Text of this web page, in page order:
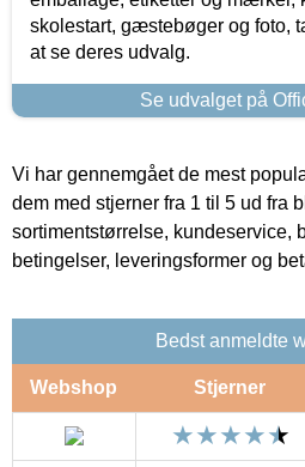
skolestart, gæstebøger og foto,
at se deres udvalg.
Se udvalget på
Vi har gennemgået de mest
dem med stjerner fra 1 til 5 ud fra
sortimentstørrelse, kundeservice,
betingelser, leveringsformer og
Bedst anmeldte
Webshop Stjerner